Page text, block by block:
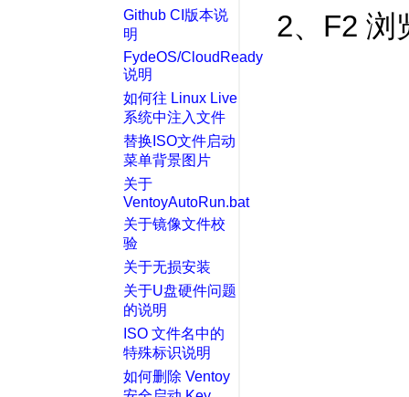
Github CI版本说
明
FydeOS/CloudReady
说明
如何往 Linux Live
系统中注入文件
替换ISO文件启动
菜单背景图片
关于
VentoyAutoRun.bat
关于镜像文件校
验
关于无损安装
关于U盘硬件问题
的说明
ISO 文件名中的
特殊标识说明
如何删除 Ventoy
2、F2 浏